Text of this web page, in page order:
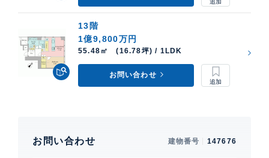
13階
1億9,800万円
55.48㎡ (16.78坪) / 1LDK
お問い合わせ
お問い合わせ 建物番号 147676